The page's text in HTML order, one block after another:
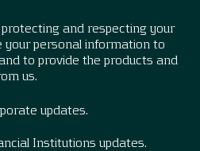
and respecting your
your personal information to
to provide the products and
us.
updates.
Institutions updates.